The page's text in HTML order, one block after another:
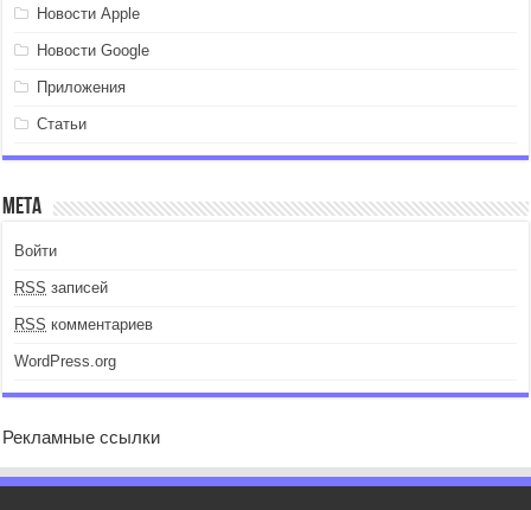
Новости Apple
Новости Google
Приложения
Статьи
Мета
Войти
RSS записей
RSS комментариев
WordPress.org
Рекламные ссылки